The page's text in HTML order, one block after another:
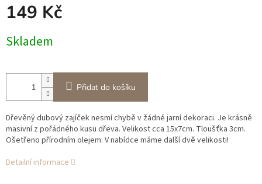
149 Kč
cena:
Skladem
Přidat do košíku
Dřevěný dubový zajíček nesmí chybě v žádné jarní dekoraci. Je krásně
masivní z pořádného kusu dřeva. Velikost cca 15x7cm. Tloušťka 3cm.
Ošetřeno přírodním olejem. V nabídce máme další dvě velikosti!
Detailní informace